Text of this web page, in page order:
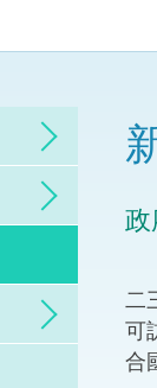
訴訟
網上爭
體育爭
能力建設
二
可
合